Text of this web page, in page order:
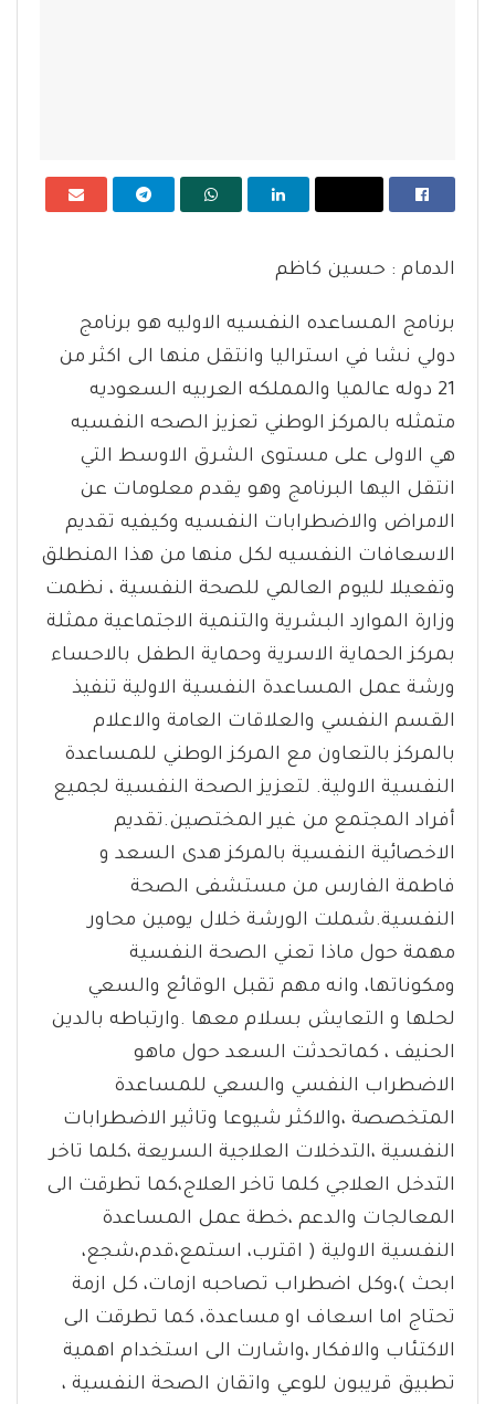
الدمام : حسين كاظم
برنامج المساعده النفسيه الاوليه هو برنامج
دولي نشا في استراليا وانتقل منها الى اكثر من
21 دوله عالميا والمملكه العربيه السعوديه
متمثله بالمركز الوطني تعزيز الصحه النفسيه
هي الاولى على مستوى الشرق الاوسط التي
انتقل اليها البرنامج وهو يقدم معلومات عن
الامراض والاضطرابات النفسيه وكيفيه تقديم
الاسعافات النفسيه لكل منها من هذا المنطلق
وتفعيلا لليوم العالمي للصحة النفسية ، نظمت
وزارة الموارد البشرية والتنمية الاجتماعية ممثلة
بمركز الحماية الاسرية وحماية الطفل بالاحساء
ورشة عمل المساعدة النفسية الاولية تنفيذ
القسم النفسي والعلاقات العامة والاعلام
بالمركز بالتعاون مع المركز الوطني للمساعدة
النفسية الاولية. لتعزيز الصحة النفسية لجميع
أفراد المجتمع من غير المختصين.تقديم
الاخصائية النفسية بالمركز هدى السعد و
فاطمة الفارس من مستشفى الصحة
النفسية.شملت الورشة خلال يومين محاور
مهمة حول ماذا تعني الصحة النفسية
ومكوناتها، وانه مهم تقبل الوقائع والسعي
لحلها و التعايش بسلام معها .وارتباطه بالدين
الحنيف ، كماتحدثت السعد حول ماهو
الاضطراب النفسي والسعي للمساعدة
المتخصصة ،والاكثر شيوعا وتاثير الاضطرابات
النفسية ،التدخلات العلاجية السريعة ،كلما تاخر
التدخل العلاجي كلما تاخر العلاج،كما تطرقت الى
المعالجات والدعم ،خطة عمل المساعدة
النفسية الاولية ( اقترب، استمع،قدم،شجع،
ابحث )،وكل اضطراب تصاحبه ازمات، كل ازمة
تحتاج اما اسعاف او مساعدة، كما تطرقت الى
الاكتئاب والافكار ،واشارت الى استخدام اهمية
تطبيق قريبون للوعي واتقان الصحة النفسية ،